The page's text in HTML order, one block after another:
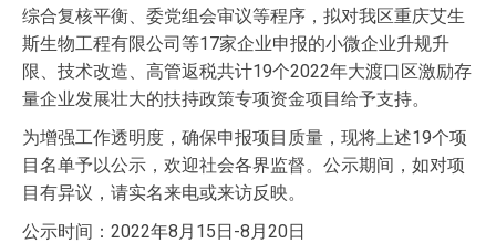
综合复核平衡、委党组会审议等程序，拟对我区重庆艾生
斯生物工程有限公司等17家企业申报的小微企业升规升
限、技术改造、高管返税共计19个2022年大渡口区激励存
量企业发展壮大的扶持政策专项资金项目给予支持。
为增强工作透明度，确保申报项目质量，现将上述19个项
目名单予以公示，欢迎社会各界监督。公示期间，如对项
目有异议，请实名来电或来访反映。
公示时间：2022年8月15日-8月20日